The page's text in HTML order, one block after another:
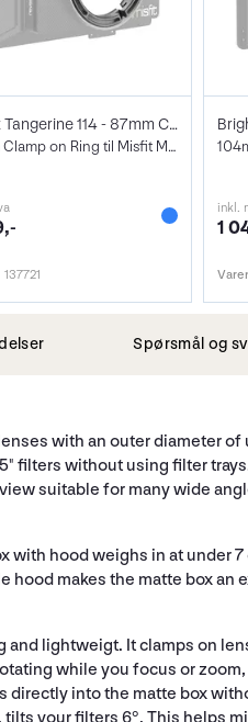
Bright Tangerine 114 - 87mm Clamp
87mm Clamp on Ring til Misfit Mattebox
137721
inkl.
1
Spørsmål og
with an outer diameter of
filters without using filter
suitable for many wide
with hood weighs in at under
makes the matte box an
and lightweigt. It clamps on
while you focus or
into the matte box